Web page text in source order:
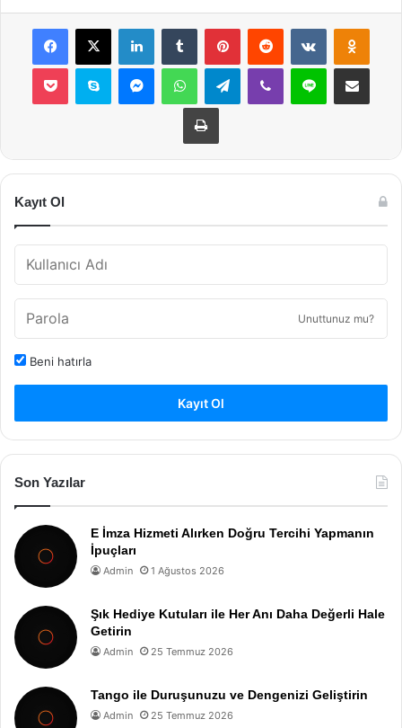
Facebook
X LinkedInTumblr PinterestReddit VKontakte
Pocket Skype MessengerWhatsAppTelegramViber Line E-Posta ile
Yazdır
Kayıt Ol
Unuttunuz mu?
Beni hatırla
Kayıt Ol
Son Yazılar
E İmza Hizmeti Alırken Doğru Tercihi Yapmanın
İpuçları
Admin 1 Ağustos 2026
Şık Hediye Kutuları ile Her Anı Daha Değerli Hale
Getirin
Admin 25 Temmuz 2026
Tango ile Duruşunuzu ve Dengenizi Geliştirin
Admin 25 Temmuz 2026